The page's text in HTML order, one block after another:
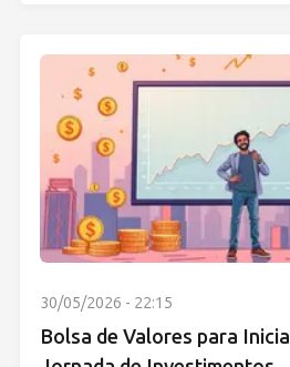
30/05/2026 - 22:15
Bolsa de Valores para